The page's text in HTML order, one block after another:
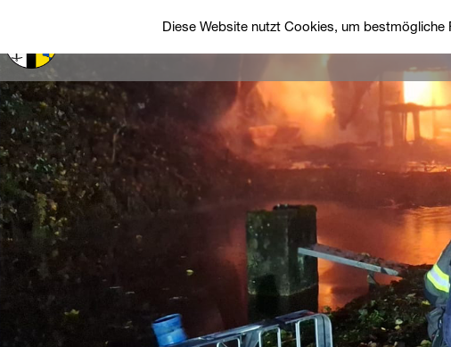
Startseite Über uns Einsätze Fahrzeuge
Diese Website nutzt Cookies, um bestmögliche